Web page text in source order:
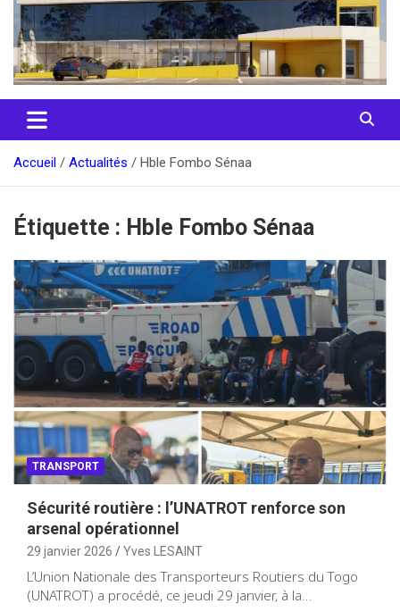
Accueil Actualités Hble Fombo Sénaa
Étiquette : Hble Fombo Sénaa
TRANSPORT
Sécurité routière : l’UNATROT renforce son
arsenal opérationnel
29 janvier 2026 Yves LESAINT
L’Union Nationale des Transporteurs Routiers du Togo
(UNATROT) a procédé, ce jeudi 29 janvier, à la…